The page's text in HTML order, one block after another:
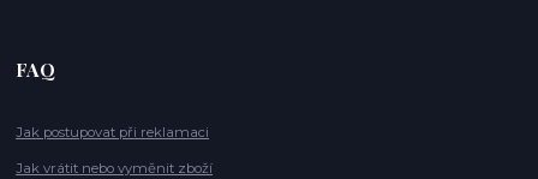
FAQ
Jak postupovat při reklamaci
Jak vrátit nebo vyměnit zboží